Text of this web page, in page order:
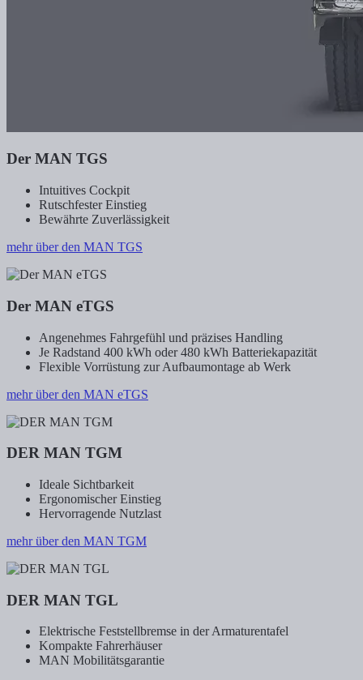
Der MAN TGS
Intuitives Cockpit
Rutschfester Einstieg
Bewährte Zuverlässigkeit
mehr über den MAN TGS
Der MAN eTGS
Angenehmes Fahrgefühl und präzises Handling
Je Radstand 400 kWh oder 480 kWh Batteriekapazität
Flexible Vorrüstung zur Aufbaumontage ab Werk
mehr über den MAN eTGS
DER MAN TGM
Ideale Sichtbarkeit
Ergonomischer Einstieg
Hervorragende Nutzlast
mehr über den MAN TGM
DER MAN TGL
Elektrische Feststellbremse in der Armaturentafel
Kompakte Fahrerhäuser
MAN Mobilitätsgarantie